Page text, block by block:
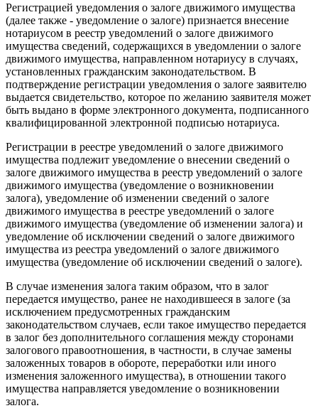
Регистрацией уведомления о залоге движимого имущества
(далее также - уведомление о залоге) признается внесение
нотариусом в реестр уведомлений о залоге движимого
имущества сведений, содержащихся в уведомлении о залоге
движимого имущества, направленном нотариусу в случаях,
установленных гражданским законодательством. В
подтверждение регистрации уведомления о залоге заявителю
выдается свидетельство, которое по желанию заявителя может
быть выдано в форме электронного документа, подписанного
квалифицированной электронной подписью нотариуса.
Регистрации в реестре уведомлений о залоге движимого
имущества подлежит уведомление о внесении сведений о
залоге движимого имущества в реестр уведомлений о залоге
движимого имущества (уведомление о возникновении
залога), уведомление об изменении сведений о залоге
движимого имущества в реестре уведомлений о залоге
движимого имущества (уведомление об изменении залога) и
уведомление об исключении сведений о залоге движимого
имущества из реестра уведомлений о залоге движимого
имущества (уведомление об исключении сведений о залоге).
В случае изменения залога таким образом, что в залог
передается имущество, ранее не находившееся в залоге (за
исключением предусмотренных гражданским
законодательством случаев, если такое имущество передается
в залог без дополнительного соглашения между сторонами
залогового правоотношения, в частности, в случае замены
заложенных товаров в обороте, переработки или иного
изменения заложенного имущества), в отношении такого
имущества направляется уведомление о возникновении
залога.